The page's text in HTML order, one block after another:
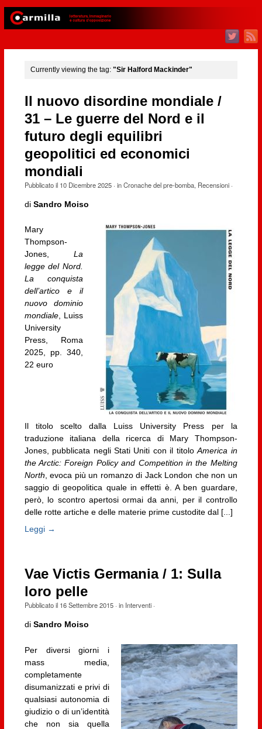
Currently viewing the tag: "Sir Halford Mackinder"
Il nuovo disordine mondiale /
31 – Le guerre del Nord e il
futuro degli equilibri
geopolitici ed economici
mondiali
Pubblicato il 10 Dicembre 2025· inCronache del pre-bomba, Recensioni·
di Sandro Moiso
Mary
Thompson-
Jones,La
legge del Nord.
La conquista
dell’artico e il
nuovo dominio
mondiale, Luiss
University
Press, Roma
2025, pp. 340,
22 euro
Il titolo scelto dalla Luiss University Press per la
traduzione italiana della ricerca di Mary Thompson-
Jones, pubblicata negli Stati Uniti con il titoloAmerica in
the Arctic: Foreign Policy and Competition in the Melting
North , evoca più un romanzo di Jack London che non un
saggio di geopolitica quale in effetti è. A ben guardare,
però, lo scontro apertosi ormai da anni, per il controllo
delle rotte artiche e delle materie prime custodite dal [...]
Leggi →
Vae Victis Germania / 1: Sulla
loro pelle
Pubblicato il 16 Settembre 2015· in Interventi·
di Sandro Moiso
Per diversi giorni i
mass media,
completamente
disumanizzati e privi di
qualsiasi autonomia di
giudizio o di un’identità
che non sia quella